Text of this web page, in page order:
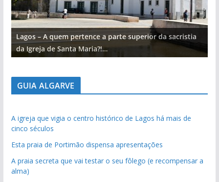
Lagos – A quem pertence a parte superior da sacristia
da Igreja de Santa Maria?!…
GUIA ALGARVE
A igreja que vigia o centro histórico de Lagos há mais de
cinco séculos
Esta praia de Portimão dispensa apresentações
A praia secreta que vai testar o seu fôlego (e recompensar a
alma)